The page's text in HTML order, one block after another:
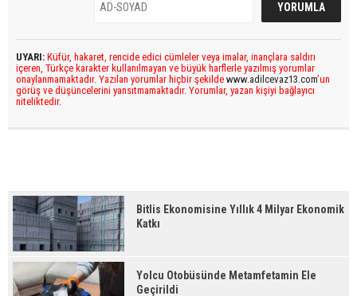
UYARI: Küfür, hakaret, rencide edici cümleler veya imalar, inançlara saldırı
içeren, Türkçe karakter kullanılmayan ve büyük harflerle yazılmış yorumlar
onaylanmamaktadır. Yazılan yorumlar hiçbir şekilde www.adilcevaz13.com’un
görüş ve düşüncelerini yansıtmamaktadır. Yorumlar, yazan kişiyi bağlayıcı
niteliktedir.
Bitlis Ekonomisine Yıllık 4 Milyar Ekonomik
Katkı
Yolcu Otobüsünde Metamfetamin Ele
Geçirildi